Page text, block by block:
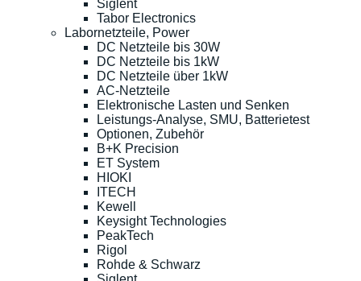
Siglent
Tabor Electronics
Labornetzteile, Power
DC Netzteile bis 30W
DC Netzteile bis 1kW
DC Netzteile über 1kW
AC-Netzteile
Elektronische Lasten und Senken
Leistungs-Analyse, SMU, Batterietest
Optionen, Zubehör
B+K Precision
ET System
HIOKI
ITECH
Kewell
Keysight Technologies
PeakTech
Rigol
Rohde & Schwarz